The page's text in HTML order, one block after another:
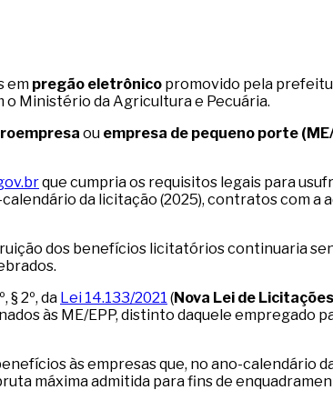
em pregão eletrônico promovido pela
Ministério da Agricultura e Pecuária.
ou empresa de pequeno porte
que cumpria os requisitos legais para
da licitação (2025), contratos com a
dos benefícios licitatórios continuaria
2º, da Lei 14.133/2021 (Nova Lei de
às ME/EPP, distinto daquele empregado
às empresas que, no ano-calendário
máxima admitida para fins de